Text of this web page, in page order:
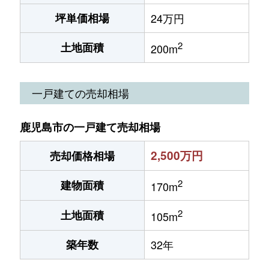
坪単価相場
24万円
土地面積
200m2
一戸建ての売却相場
鹿児島市の一戸建て売却相場
売却価格相場
2,500万円
建物面積 170m2
土地面積 105m2
築年数 32年